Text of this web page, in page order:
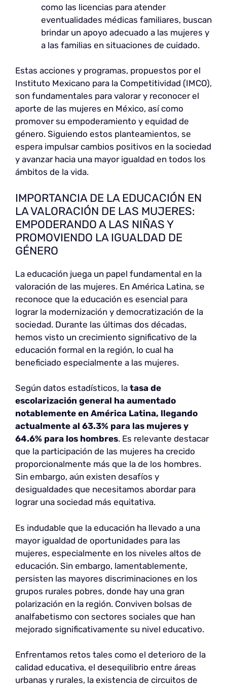
como las licencias para atender
eventualidades médicas familiares, buscan
brindar un apoyo adecuado a las mujeres y
a las familias en situaciones de cuidado.
Estas acciones y programas, propuestos por el
Instituto Mexicano para la Competitividad (IMCO),
son fundamentales para valorar y reconocer el
aporte de las mujeres en México, así como
promover su empoderamiento y equidad de
género. Siguiendo estos planteamientos, se
espera impulsar cambios positivos en la sociedad
y avanzar hacia una mayor igualdad en todos los
ámbitos de la vida.
IMPORTANCIA DE LA EDUCACIÓN EN
LA VALORACIÓN DE LAS MUJERES:
EMPODERANDO A LAS NIÑAS Y
PROMOVIENDO LA IGUALDAD DE
GÉNERO
La educación juega un papel fundamental en la
valoración de las mujeres. En América Latina, se
reconoce que la educación es esencial para
lograr la modernización y democratización de la
sociedad. Durante las últimas dos décadas,
hemos visto un crecimiento significativo de la
educación formal en la región, lo cual ha
beneficiado especialmente a las mujeres.
Según datos estadísticos, la tasa de
escolarización general ha aumentado
notablemente en América Latina, llegando
actualmente al 63.3% para las mujeres y
64.6% para los hombres. Es relevante destacar
que la participación de las mujeres ha crecido
proporcionalmente más que la de los hombres.
Sin embargo, aún existen desafíos y
desigualdades que necesitamos abordar para
lograr una sociedad más equitativa.
Es indudable que la educación ha llevado a una
mayor igualdad de oportunidades para las
mujeres, especialmente en los niveles altos de
educación. Sin embargo, lamentablemente,
persisten las mayores discriminaciones en los
grupos rurales pobres, donde hay una gran
polarización en la región. Conviven bolsas de
analfabetismo con sectores sociales que han
mejorado significativamente su nivel educativo.
Enfrentamos retos tales como el deterioro de la
calidad educativa, el desequilibrio entre áreas
urbanas y rurales, la existencia de circuitos de